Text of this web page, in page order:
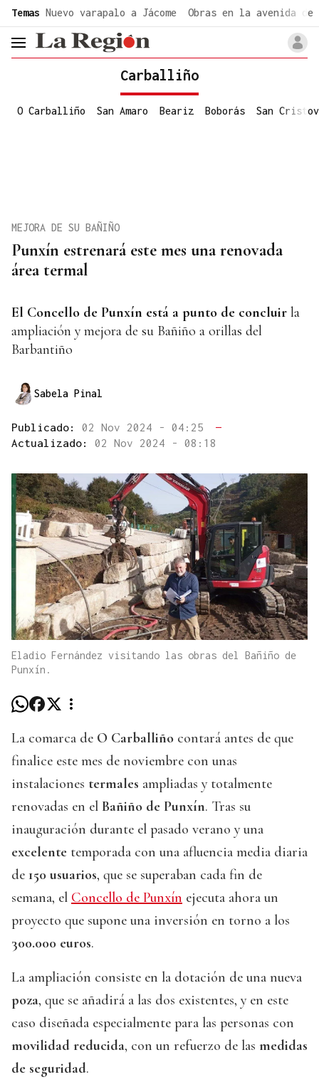
Temas Nuevo varapalo a Jácome Obras en la avenida de
header.menu.open
Carballiño
O Carballiño San Amaro Beariz Boborás San
Punxín estrenará este mes una renovada
área termal
MEJORA DE SU BAÑIÑO
El Concello de Punxín está a punto de concluir la
ampliación y mejora de su Bañiño a orillas del
Barbantiño
Sabela Pinal
Publicado: 02 Nov 2024 - 04:25
—
Actualizado: 02 Nov 2024 - 08:18
Eladio Fernández visitando las obras del Bañiño de
Punxín.
La comarca de O Carballiño contará antes de que
finalice este mes de noviembre con unas
instalaciones termales ampliadas y totalmente
renovadas en el Bañiño de Punxín. Tras su
inauguración durante el pasado verano y una
excelente temporada con una afluencia media diaria
de 150 usuarios, que se superaban cada fin de
semana, el Concello de Punxín ejecuta ahora un
proyecto que supone una inversión en torno a los
300.000 euros.
La ampliación consiste en la dotación de una nueva
poza, que se añadirá a las dos existentes, y en este
caso diseñada especialmente para las personas con
movilidad reducida, con un refuerzo de las medidas
de seguridad.